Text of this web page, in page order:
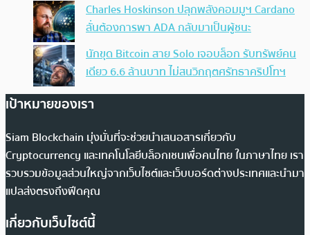
Charles Hoskinson ปลุกพลังคอมมูฯ Cardano
ลั่นต้องการพา ADA กลับมาเป็นผู้ชนะ
นักขุด Bitcoin สาย Solo เจอบล็อก รับทรัพย์คน
เดียว 6.6 ล้านบาท ไม่สนวิกฤตศรัทธาคริปโทฯ
เป้าหมายของเรา
Siam Blockchain มุ่งมั่นที่จะช่วยนำเสนอสารเกี่ยวกับ
Cryptocurrency และเทคโนโลยีบล็อกเชนเพื่อคนไทย ในภาษาไทย เรา
รวบรวมข้อมูลส่วนใหญ่จากเว็บไซต์และเว็บบอร์ดต่างประเทศและนำมา
แปลส่งตรงถึงฟีดคุณ
เกี่ยวกับเว็บไซต์นี้